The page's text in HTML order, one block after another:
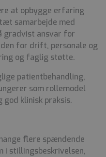
at opbygge erfaring
samarbejde med
gradvist ansvar for
for drift, personale og
og faglig støtte.
patientbehandling,
som rollemodel
klinisk praksis.
flere spændende
i stillingsbeskrivelsen,